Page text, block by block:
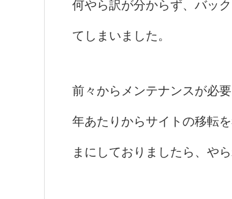
何やら訳が分からず、バッ
てしまいました。
前々からメンテナンスが必
年あたりからサイトの移転
まにしておりましたら、やら